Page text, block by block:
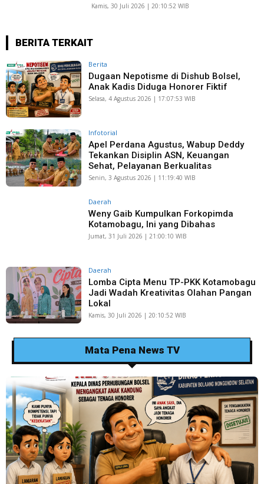
Kamis, 30 Juli 2026 | 20:10:52 WIB
BERITA TERKAIT
Berita
Dugaan Nepotisme di Dishub Bolsel,
Anak Kadis Diduga Honorer Fiktif
Selasa, 4 Agustus 2026 | 17:07:53 WIB
Infotorial
Apel Perdana Agustus, Wabup Deddy
Tekankan Disiplin ASN, Keuangan
Sehat, Pelayanan Berkualitas
Senin, 3 Agustus 2026 | 11:19:40 WIB
Daerah
Weny Gaib Kumpulkan Forkopimda
Kotamobagu, Ini yang Dibahas
Jumat, 31 Juli 2026 | 21:00:10 WIB
Daerah
Lomba Cipta Menu TP-PKK Kotamobagu
Jadi Wadah Kreativitas Olahan Pangan
Lokal
Kamis, 30 Juli 2026 | 20:10:52 WIB
Mata Pena News TV